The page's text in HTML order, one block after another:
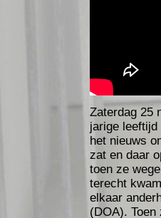
Zaterdag 25
jarige
het nieuws
zat en daar
toen ze
terecht
elkaar
(DOA).